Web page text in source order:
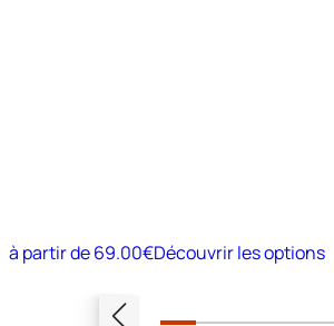
à partir de69.00€Découvrir les options